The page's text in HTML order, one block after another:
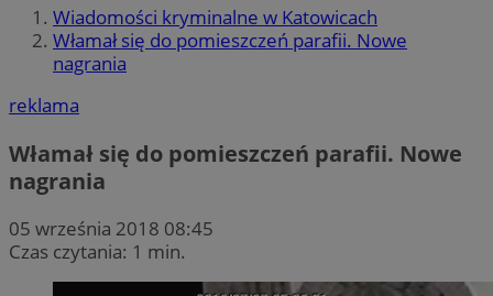
Wiadomości kryminalne w Katowicach
Włamał się do pomieszczeń parafii. Nowe
nagrania
reklama
Włamał się do pomieszczeń parafii. Nowe
nagrania
05 września 2018 08:45
Czas czytania: 1 min.